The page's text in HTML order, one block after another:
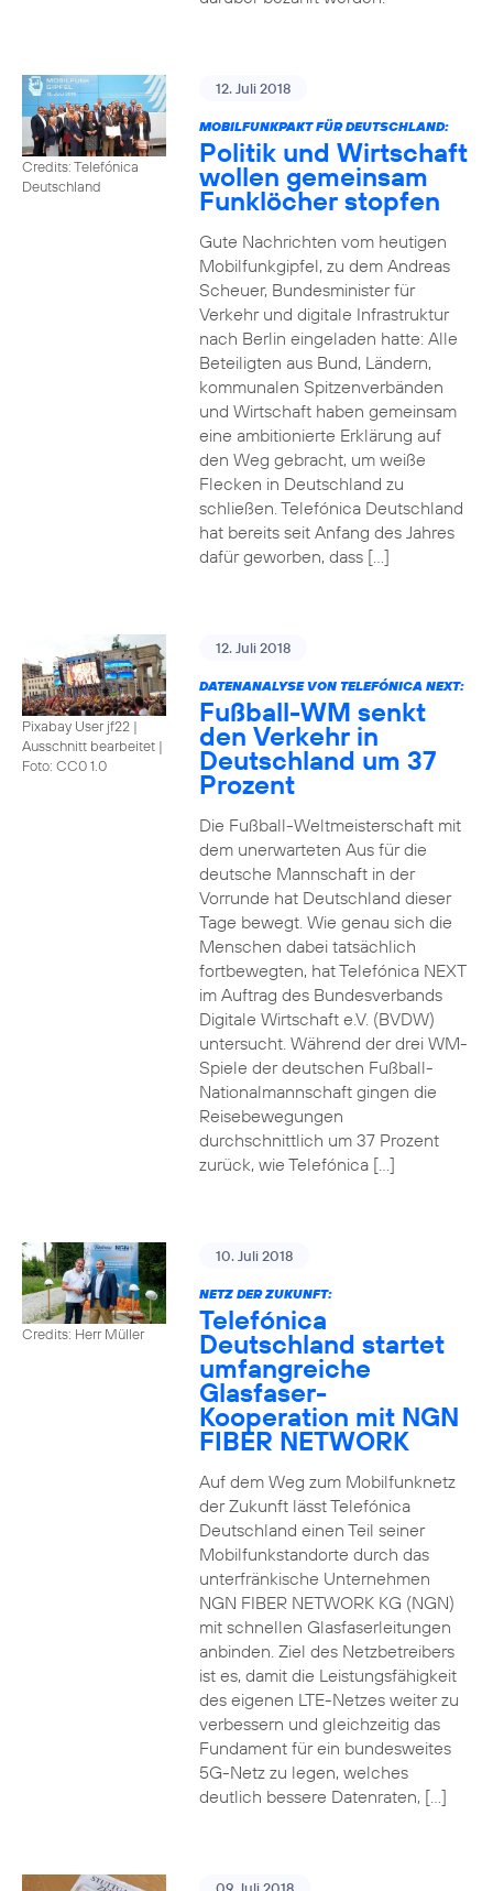
Credits: Telefónica
Deutschland
12. Juli 2018
MOBILFUNKPAKT FÜR DEUTSCHLAND:
Politik und Wirtschaft
wollen gemeinsam
Funklöcher stopfen
Gute Nachrichten vom heutigen
Mobilfunkgipfel, zu dem Andreas
Scheuer, Bundesminister für
Verkehr und digitale Infrastruktur
nach Berlin eingeladen hatte: Alle
Beteiligten aus Bund, Ländern,
kommunalen Spitzenverbänden
und Wirtschaft haben gemeinsam
eine ambitionierte Erklärung auf
den Weg gebracht, um weiße
Flecken in Deutschland zu
schließen. Telefónica Deutschland
hat bereits seit Anfang des Jahres
dafür geworben, dass […]
Pixabay User jf22 |
Ausschnitt bearbeitet |
Foto: CC0 1.0
12. Juli 2018
DATENANALYSE VON TELEFÓNICA NEXT:
Fußball-WM senkt
den Verkehr in
Deutschland um 37
Prozent
Die Fußball-Weltmeisterschaft mit
dem unerwarteten Aus für die
deutsche Mannschaft in der
Vorrunde hat Deutschland dieser
Tage bewegt. Wie genau sich die
Menschen dabei tatsächlich
fortbewegten, hat Telefónica NEXT
im Auftrag des Bundesverbands
Digitale Wirtschaft e.V. (BVDW)
untersucht. Während der drei WM-
Spiele der deutschen Fußball-
Nationalmannschaft gingen die
Reisebewegungen
durchschnittlich um 37 Prozent
zurück, wie Telefónica […]
Credits: Herr Müller
10. Juli 2018
NETZ DER ZUKUNFT:
Telefónica
Deutschland startet
umfangreiche
Glasfaser-
Kooperation mit NGN
FIBER NETWORK
Auf dem Weg zum Mobilfunknetz
der Zukunft lässt Telefónica
Deutschland einen Teil seiner
Mobilfunkstandorte durch das
unterfränkische Unternehmen
NGN FIBER NETWORK KG (NGN)
mit schnellen Glasfaserleitungen
anbinden. Ziel des Netzbetreibers
ist es, damit die Leistungsfähigkeit
des eigenen LTE-Netzes weiter zu
verbessern und gleichzeitig das
Fundament für ein bundesweites
5G-Netz zu legen, welches
deutlich bessere Datenraten, […]